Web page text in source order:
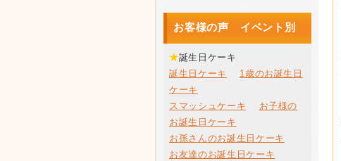
お客様の声 イベント別
★誕生日ケーキ
誕生日ケーキ
1歳のお誕生日
ケーキ
スマッシュケーキ
お子様の
お誕生日ケーキ
お孫さんのお誕生日ケーキ
お友達のお誕生日ケーキ